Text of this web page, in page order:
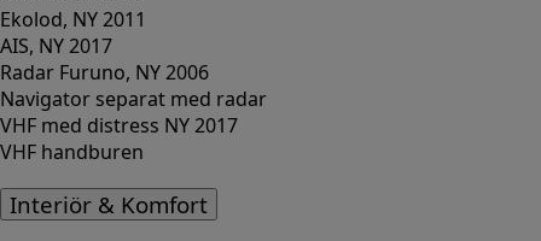
Ekolod, NY 2011
AIS, NY 2017
Radar Furuno, NY 2006
Navigator separat med radar
VHF med distress NY 2017
VHF handburen
Interiör & Komfort